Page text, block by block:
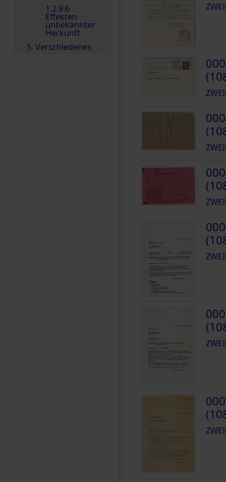
1.2.9.6
Effekten
unbekannter
Herkunft
5. Verschiedenes